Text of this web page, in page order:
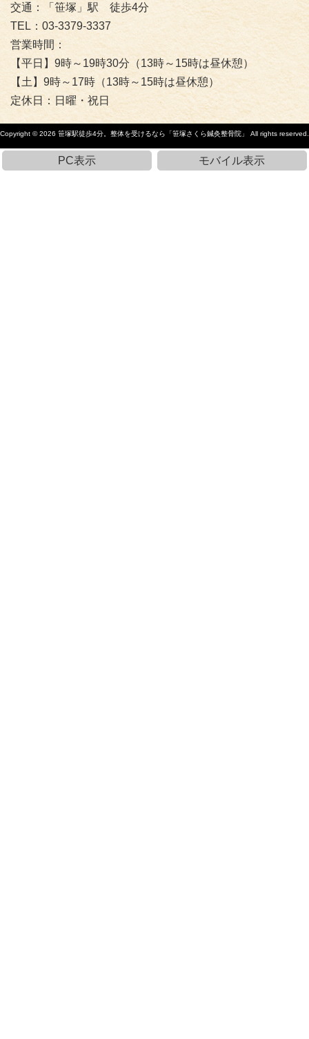
交通：「笹塚」駅 徒歩4分
TEL：03-3379-3337
営業時間：
【平日】9時～19時30分（13時～15時は昼休憩）
【土】9時～17時（13時～15時は昼休憩）
定休日：日曜・祝日
Copyright © 2026 笹塚駅徒歩4分。整体を受けるなら「笹塚さくら鍼灸整骨院」 All rights reserved.
PC表示 モバイル表示